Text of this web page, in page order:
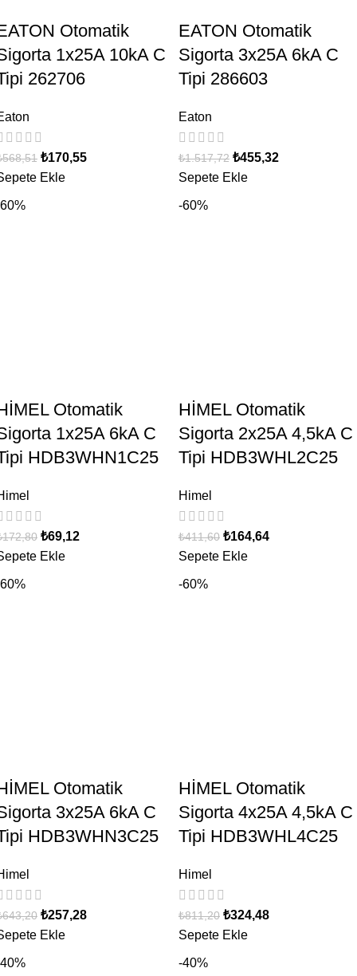
Otomatik
1x25A 10kA C
262706
568,51 ₺170,55
Ekle
EATON Otomatik
Sigorta 3x25A 6kA C
Tipi 286603
Eaton
₺1.517,72 ₺455,32
Sepete Ekle
Otomatik
1x25A 6kA C
HDB3WHN1C25
172,80 ₺69,12
Ekle
-60%
HİMEL Otomatik
Sigorta 2x25A 4,5kA C
Tipi HDB3WHL2C25
Himel
₺411,60 ₺164,64
Sepete Ekle
Otomatik
3x25A 6kA C
HDB3WHN3C25
643,20 ₺257,28
Ekle
-60%
HİMEL Otomatik
Sigorta 4x25A 4,5kA C
Tipi HDB3WHL4C25
Himel
₺811,20 ₺324,48
Sepete Ekle
-40%